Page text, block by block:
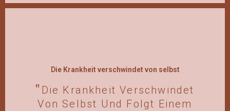
Die Krankheit verschwindet von selbst
Die Krankheit Verschwindet
Von Selbst Und Folgt Einem